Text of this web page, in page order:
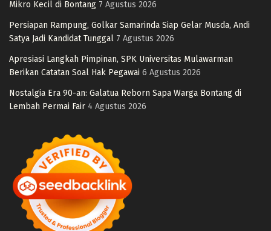
Mikro Kecil di Bontang 7 Agustus 2026
Persiapan Rampung, Golkar Samarinda Siap Gelar Musda, Andi
Satya Jadi Kandidat Tunggal 7 Agustus 2026
Apresiasi Langkah Pimpinan, SPK Universitas Mulawarman
Berikan Catatan Soal Hak Pegawai 6 Agustus 2026
Nostalgia Era 90-an: Galatua Reborn Sapa Warga Bontang di
Lembah Permai Fair 4 Agustus 2026